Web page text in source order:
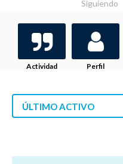
Siguiendo
Actividad Perfil
ÚLTIMO ACTIVO